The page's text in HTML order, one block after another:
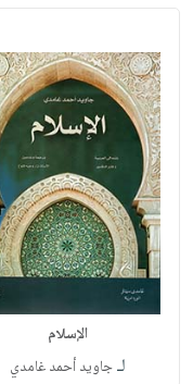
الإسلام
لـجاويد أحمد غامدي